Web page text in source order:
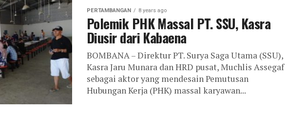
PERTAMBANGAN 8 years ago
Polemik PHK Massal PT. SSU, Kasra
Diusir dari Kabaena
BOMBANA – Direktur PT. Surya Saga Utama (SSU),
Kasra Jaru Munara dan HRD pusat, Muchlis Assegaf
sebagai aktor yang mendesain Pemutusan
Hubungan Kerja (PHK) massal karyawan...